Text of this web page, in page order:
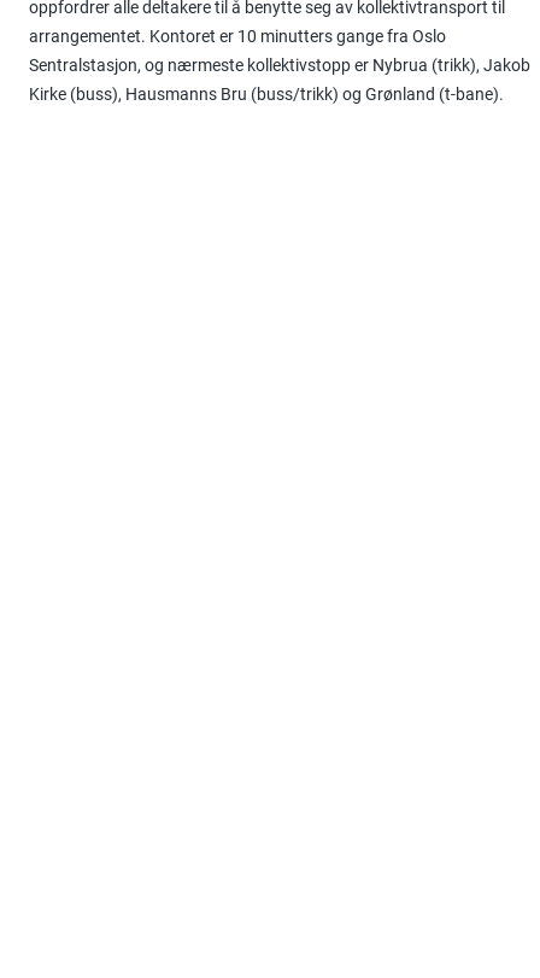
oppfordrer alle deltakere til å benytte seg av kollektivtransport til
arrangementet. Kontoret er 10 minutters gange fra Oslo
Sentralstasjon, og nærmeste kollektivstopp er Nybrua (trikk), Jakob
Kirke (buss), Hausmanns Bru (buss/trikk) og Grønland (t-bane).